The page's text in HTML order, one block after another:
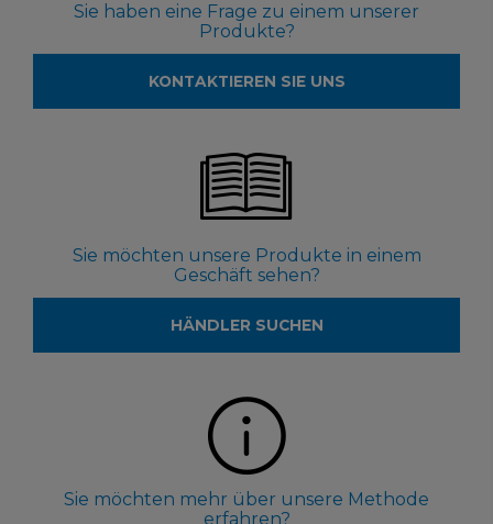
Sie haben eine Frage zu einem unserer
Produkte?
KONTAKTIEREN SIE UNS
Sie möchten unsere Produkte in einem
Geschäft sehen?
HÄNDLER SUCHEN
Sie möchten mehr über unsere Methode
erfahren?